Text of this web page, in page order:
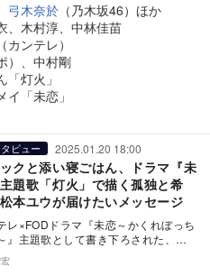
弓木奈於 （乃木坂46）ほか
、木村淳、中林佳苗
ンテレ）
）、中村剛
灯火」
「未恋」
ビュー 2025.01.20 18:00
クと添い寝ごはん、ドラマ『未
題歌「灯火」で描く孤独と希
本ユウが届けたいメッセージ
レ×FODドラマ『未恋～かくれぼっち
』主題歌として書き下ろされた、リ
と添い寝ごはんの新曲「灯火」。本
、松…